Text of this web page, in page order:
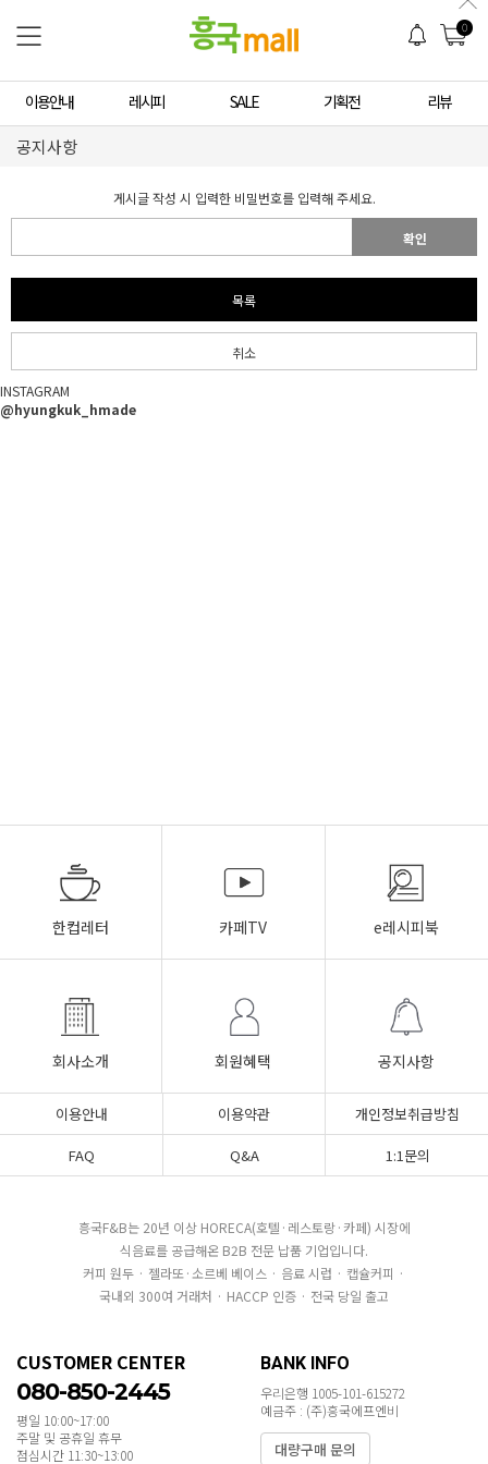
0
이용안내 레시피 SALE 기획전 리뷰
공지사항
게시글 작성 시 입력한 비밀번호를 입력해 주세요.
확인
목록
취소
INSTAGRAM
@hyungkuk_hmade
한컵레터 카페TV e레시피북
회사소개 회원혜택 공지사항
이용안내 이용약관
개인정보취급방침
FAQ
Q&A 1:1문의
흥국F&B는 20년 이상 HORECA(호텔·레스토랑·카페) 시장에
식음료를 공급해온 B2B 전문 납품 기업입니다.
커피 원두 · 젤라또·소르베 베이스 · 음료 시럽 · 캡슐커피 ·
국내외 300여 거래처 · HACCP 인증 · 전국 당일 출고
CUSTOMER CENTER
080-850-2445
평일 10:00~17:00
주말 및 공휴일 휴무
점심시간 11:30~13:00
BANK INFO
우리은행 1005-101-615272
예금주 : (주)흥국에프엔비
대량구매 문의